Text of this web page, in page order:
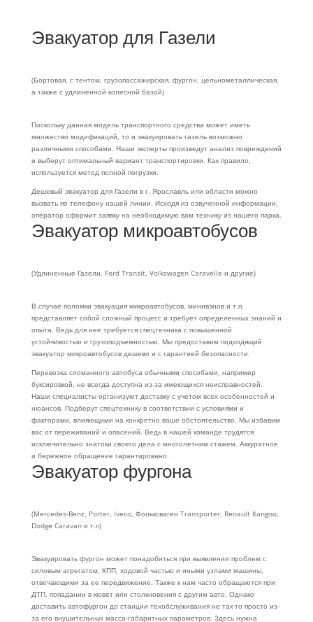
Эвакуатор для Газели
(Бортовая, с тентом, грузопассажирская, фургон, цельнометаллическая,
а также с удлиненной колесной базой)
Поскольку данная модель транспортного средства может иметь
множество модификаций, то и эвакуировать газель возможно
различными способами. Наши эксперты произведут анализ повреждений
и выберут оптимальный вариант транспортировки. Как правило,
используется метод полной погрузки.
Дешевый эвакуатор для Газели в г. Ярославль или области можно
вызвать по телефону нашей линии. Исходя из озвученной информации,
оператор оформит заявку на необходимую вам технику из нашего парка.
Эвакуатор микроавтобусов
(Удлиненные Газели, Ford Transit, Volkswagen Caravelle и другие)
В случае поломки эвакуация микроавтобусов, минивэнов и т.п.
представляет собой сложный процесс и требует определенных знаний и
опыта. Ведь для нее требуется спецтехника с повышенной
устойчивостью и грузоподъемностью. Мы предоставим подходящий
эвакуатор микроавтобусов дешево и с гарантией безопасности.
Перевозка сломанного автобуса обычными способами, например
буксировкой, не всегда доступна из-за имеющихся неисправностей.
Наши специалисты организуют доставку с учетом всех особенностей и
нюансов. Подберут спецтехнику в соответствии с условиями и
факторами, влияющими на конкретно ваше обстоятельство. Мы избавим
вас от переживаний и опасений. Ведь в нашей команде трудятся
исключительно знатоки своего дела с многолетним стажем. Аккуратное
и бережное обращение гарантировано.
Эвакуатор фургона
(Mercedes-Benz, Porter, Iveco, Фольксваген Transporter, Renault Kangoo,
Dodge Caravan и т.п)
Эвакуировать фургон может понадобиться при выявлении проблем с
силовым агрегатом, КПП, ходовой частью и иными узлами машины,
отвечающими за ее передвижение. Также к нам часто обращаются при
ДТП, попадании в кювет или столкновения с другим авто. Однако
доставить автофургон до станции техобслуживания не так-то просто из-
за его внушительных масса-габаритных параметров. Здесь нужна